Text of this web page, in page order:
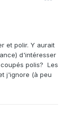
et polir. Y aurait
d'intéresser
polis? Les
j'ignore (à peu